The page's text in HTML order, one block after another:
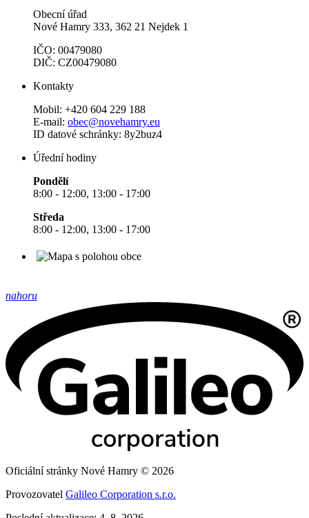
Obecní úřad
Nové Hamry 333, 362 21 Nejdek 1
IČO: 00479080
DIČ: CZ00479080
Kontakty
Mobil: +420 604 229 188
E-mail: obec@novehamry.eu
ID datové schránky: 8y2buz4
Úřední hodiny
Pondělí
8:00 - 12:00, 13:00 - 17:00
Středa
8:00 - 12:00, 13:00 - 17:00
nahoru
Oficiální stránky Nové Hamry © 2026
Provozovatel Galileo Corporation s.r.o.